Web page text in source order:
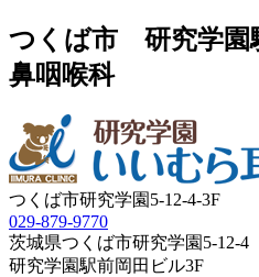
つくば市 研究学園
鼻咽喉科
つくば市研究学園5‐12‐4-3F
029‐879‐9770
茨城県つくば市研究学園5‐12‐4
研究学園駅前岡田ビル3F